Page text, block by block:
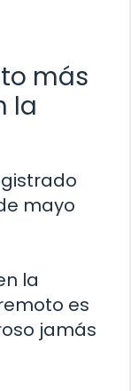
más
la
mayo
la
es
jamás